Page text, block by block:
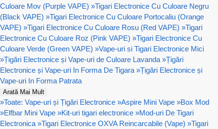
Culoare Mov (Purple VAPE) »Tigari Electronice Cu Culoare Negru
(Black VAPE) »Tigari Electronice Cu Culoare Portocaliu (Orange
VAPE) »Tigari Electronice Cu Culoare Rosu (Red VAPE) »Tigari
Electronice Cu Culoare Roz (Pink VAPE) »Tigari Electronice Cu
Culoare Verde (Green VAPE) »Vape-uri si Tigari Electronice Mici
»Țigări Electronice și Vape-uri de Culoare Lavanda »Țigări
Electronice și Vape-uri In Forma De Tigara »Țigări Electronice și
Vape-uri In Forma Patrata
Arată Mai Mult
»Toate: Vape-uri și Țigări Electronice »Aspire Mini Vape »Box Mod
»Elfbar Mini Vape »Kit-uri tigari electronice »Mod-uri De Tigari
Electronica »Tigari Electronice OXVA Reincarcabile (Vape) »Tigari